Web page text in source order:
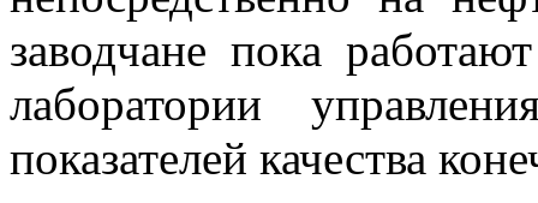
заводчане пока
лаборатории
показателей качества